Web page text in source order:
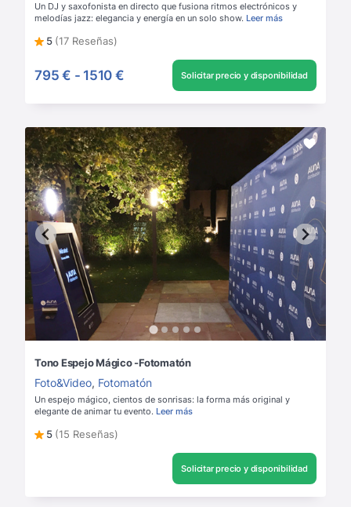
Un DJ y saxofonista en directo que fusiona ritmos electrónicos y
melodías jazz: elegancia y energía en un solo show. Leer más
5 (17 Reseñas)
795 € - 1510 € Solicitar precio y disponibilidad
Tono Espejo Mágico -Fotomatón
Foto&Video, Fotomatón
Un espejo mágico, cientos de sonrisas: la forma más original y
elegante de animar tu evento. Leer más
5 (15 Reseñas)
Solicitar precio y disponibilidad